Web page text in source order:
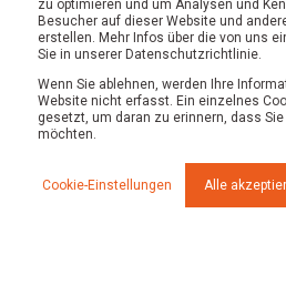
zu optimieren und um Analysen und
Besucher auf dieser Website und
erstellen. Mehr Infos über die von uns
Sie in unserer Datenschutzrichtlinie.
Wenn Sie ablehnen, werden Ihre
Website nicht erfasst. Ein einzelnes
gesetzt, um daran zu erinnern, dass
möchten.
Cookie-Einstellungen Alle